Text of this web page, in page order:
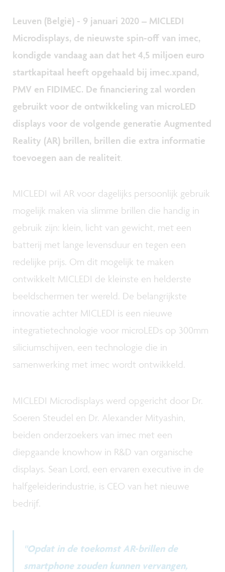
Leuven (België) - 9 januari 2020 – MICLEDI
Microdisplays, de nieuwste spin-off van imec,
kondigde vandaag aan dat het 4,5 miljoen euro
startkapitaal heeft opgehaald bij imec.xpand,
PMV en FIDIMEC. De financiering zal worden
gebruikt voor de ontwikkeling van microLED
displays voor de volgende generatie Augmented
Reality (AR) brillen, brillen die extra informatie
toevoegen aan de realiteit.
MICLEDI wil AR voor dagelijks persoonlijk gebruik
mogelijk maken via slimme brillen die handig in
gebruik zijn: klein, licht van gewicht, met een
batterij met lange levensduur en tegen een
redelijke prijs. Om dit mogelijk te maken
ontwikkelt MICLEDI de kleinste en helderste
beeldschermen ter wereld. De belangrijkste
innovatie achter MICLEDI is een nieuwe
integratietechnologie voor microLEDs op 300mm
siliciumschijven, een technologie die in
samenwerking met imec wordt ontwikkeld.
MICLEDI Microdisplays werd opgericht door Dr.
Soeren Steudel en Dr. Alexander Mityashin,
beiden onderzoekers van imec met een
diepgaande knowhow in R&D van organische
displays. Sean Lord, een ervaren executive in de
halfgeleiderindustrie, is CEO van het nieuwe
bedrijf.
"Opdat in de toekomst AR-brillen de
smartphone zouden kunnen vervangen,